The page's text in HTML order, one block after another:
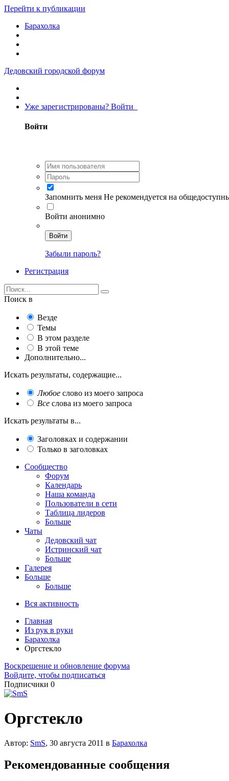
Перейти к публикации
Барахолка
Дедовский городской форум
Уже зарегистрированы? Войти
Войти
Запомнить меня Не рекомендуется на
Войти анонимно
Войти
Забыли пароль?
Регистрация
Поиск в
Везде
Темы
В этом разделе
В этой теме
Дополнительно...
Искать результаты, содержащие...
Любое слово из моего запроса
Все слова из моего запроса
Искать результаты в...
Заголовках и содержании
Только в заголовках
Сообщество
Форум
Календарь
Наша команда
Пользователи в сети
Таблица лидеров
Больше
Чаты
Дедовский чат
Истринский чат
Больше
Галерея
Больше
Больше
Вся активность
Главная
Из рук в руки
Барахолка
Оргстекло
Воскрешение и обновление форума
Войдите, чтобы подписаться
Подписчики 0
Оргстекло
Автор: SmS, 30 августа 2011 в Барахолка
Рекомендованные сообщения